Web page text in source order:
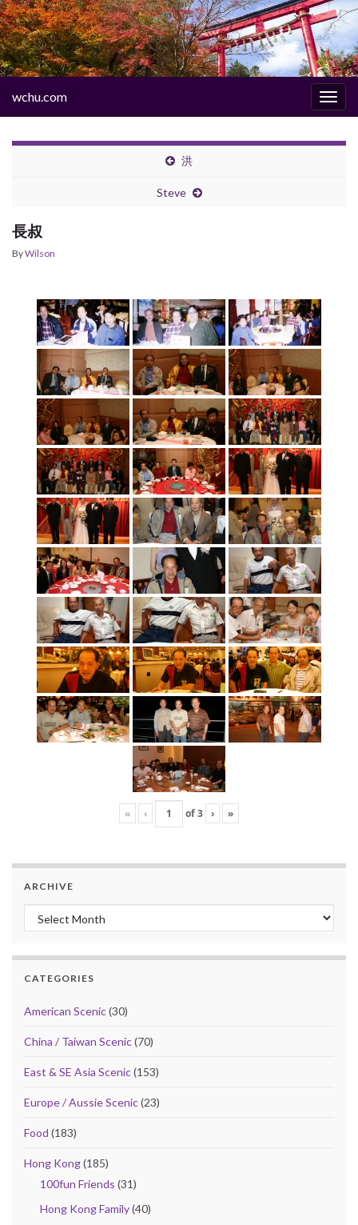
wchu.com
洪
Steve
長叔
ByWilson
« ‹ of3 › »
ARCHIVE
Archive
CATEGORIES
American Scenic(30)
China / Taiwan Scenic(70)
East & SE Asia Scenic(153)
Europe / Aussie Scenic(23)
Food (183)
Hong Kong(185)
100fun Friends (31)
Hong Kong Family(40)